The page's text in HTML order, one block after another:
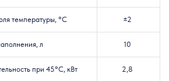
температуры, °C ±2
л 10
при 45°C, кВт 2,8